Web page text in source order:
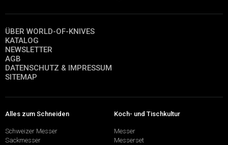
ÜBER WORLD-OF-KNIVES
KATALOG
NEWSLETTER
AGB
DATENSCHUTZ & IMPRESSUM
SITEMAP
Alles zum Schneiden
Schweizer Messer
Sackmesser
Koch- und Tischkultur
Messer
Messerset